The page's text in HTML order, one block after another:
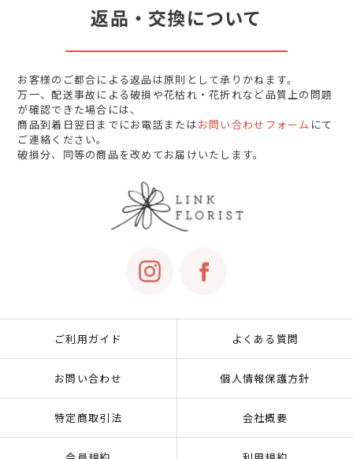
返品・交換について
お客様のご都合による返品は原則として承りかねます。
万一、配送事故による破損や花枯れ・花折れなど品質上の問題
が確認できた場合には、
商品到着日翌日までにお電話またはお問い合わせフォーム にて
ご連絡ください。
破損分、同等の商品を改めてお届けいたします。
ご利用ガイド よくある質問
お問い合わせ 個人情報保護方針
特定商取引法 会社概要